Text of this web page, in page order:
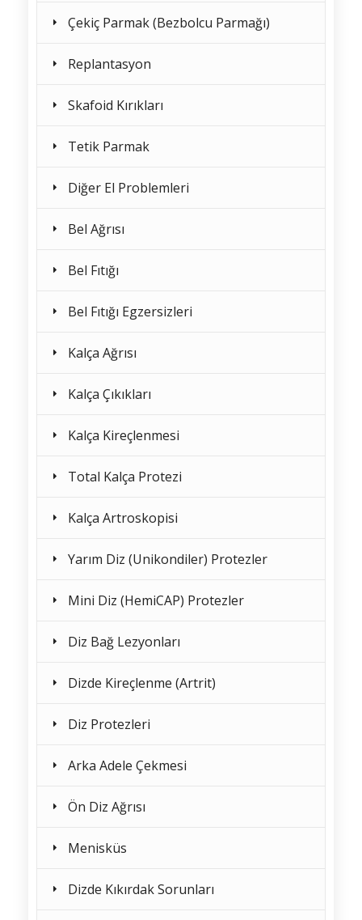
Çekiç Parmak (Bezbolcu Parmağı)
Replantasyon
Skafoid Kırıkları
Tetik Parmak
Diğer El Problemleri
Bel Ağrısı
Bel Fıtığı
Bel Fıtığı Egzersizleri
Kalça Ağrısı
Kalça Çıkıkları
Kalça Kireçlenmesi
Total Kalça Protezi
Kalça Artroskopisi
Yarım Diz (Unikondiler) Protezler
Mini Diz (HemiCAP) Protezler
Diz Bağ Lezyonları
Dizde Kireçlenme (Artrit)
Diz Protezleri
Arka Adele Çekmesi
Ön Diz Ağrısı
Menisküs
Dizde Kıkırdak Sorunları